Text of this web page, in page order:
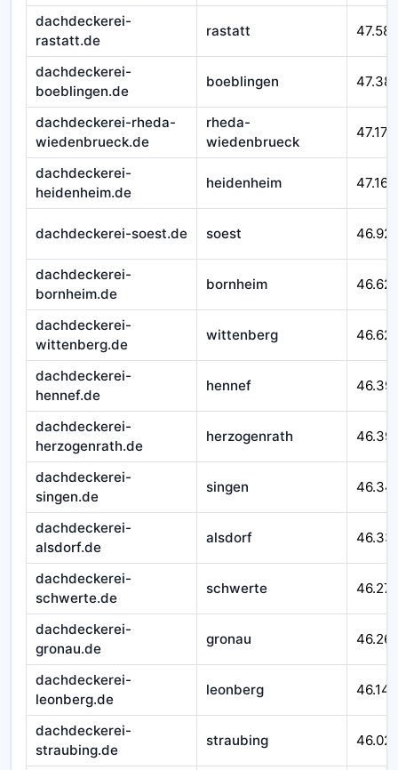
dachdeckerei-
rastatt.de
rastatt 47.586
dachdeckerei-
boeblingen.de
boeblingen
dachdeckerei-rheda-
wiedenbrueck.de
rheda-
wiedenbrueck
47.177
dachdeckerei-
heidenheim.de
heidenheim 47.164
dachdeckerei-soest.de soest
dachdeckerei-
bornheim.de
bornheim
dachdeckerei-
wittenberg.de
wittenberg 46.621
dachdeckerei-
hennef.de
hennef
dachdeckerei-
herzogenrath.de
herzogenrath
dachdeckerei-
singen.de
singen
dachdeckerei-
alsdorf.de
alsdorf
dachdeckerei-
schwerte.de
schwerte
dachdeckerei-
gronau.de
gronau
dachdeckerei-
leonberg.de
leonberg 46.143
dachdeckerei-
straubing.de
straubing